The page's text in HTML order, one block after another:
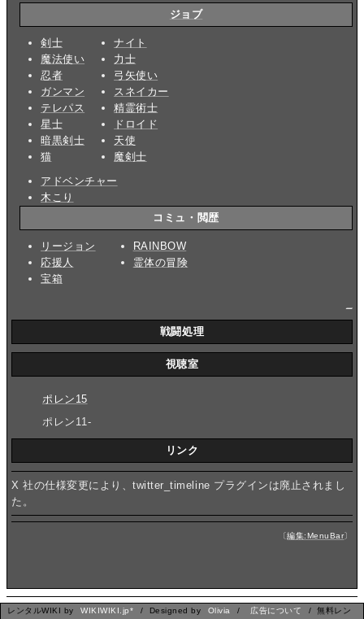
ジョブ
剣士
魔法使い
忍者
ガンマン
テレパス
星士
暗黒剣士
猫
ナイト
力士
弓矢使い
スネイカー
精霊術士
ドロイド
天使
魔剣士
アドベンチャー
木こり
コミュ・閲歴
リージョン
応援人
宝箱
RAINBOW
霊体の冒険
戦闘処理
視聴室
ポレン15
ポレン11-
リンク
X 社の仕様変更により、twitter_timeline プラグインは廃止されまし
た。
〔編集:MenuBar
レンタルWIKI by WIKIWIKI.jp* / Designed by Olivia / 広告について
/ 無料レン